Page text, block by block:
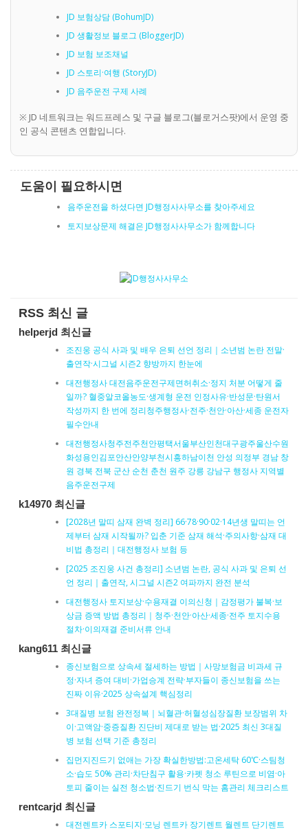
JD 보험상담 (BohumJD)
JD 생활정보 블로그 (BloggerJD)
JD 보험 보조채널
JD 스토리·여행 (StoryJD)
JD 음주운전 구제 사례
※ JD 네트워크는 워드프레스 및 구글 블로그(블로거스팟)에서 운영 중
인 공식 콘텐츠 연합입니다.
도움이 필요하시면
음주운전을 하셨다면 JD행정사사무소를 찾아주세요
토지보상문제 해결은 JD행정사사무소가 함께합니다
RSS 최신 글
helperjd 최신글
조진웅 공식 사과 및 배우 은퇴 선언 정리｜소년범 논란 전말·
출연작·시그널 시즌2 향방까지 한눈에
대전행정사 대전음주운전구제면허취소·정지 처분 어떻게 줄
일까? 혈중알코올농도·생계형 운전 인정사유·반성문·탄원서
작성까지 한 번에 정리청주행정사·전주·천안·아산·세종 운전자
필수안내
대전행정사청주전주천안평택서울부산인천대구광주울산수원
화성용인김포안산안양부천시흥하남이천 안성 의정부 경남 창
원 경북 전북 군산 순천 춘천 원주 강릉 강남구 행정사 지역별
음주운전구제
k14970 최신글
[2028년 말띠 삼재 완벽 정리] 66·78·90·02·14년생 말띠는 언
제부터 삼재 시작될까? 입춘 기준 삼재 해석·주의사항·삼재 대
비법 총정리｜대전행정사 보험 등
[2025 조진웅 사건 총정리] 소년범 논란, 공식 사과 및 은퇴 선
언 정리｜출연작, 시그널 시즌2 여파까지 완전 분석
대전행정사 토지보상·수용재결 이의신청｜감정평가 불복·보
상금 증액 방법 총정리｜청주·천안·아산·세종·전주 토지수용
절차·이의재결 준비서류 안내
kang611 최신글
종신보험으로 상속세 절세하는 방법｜사망보험금 비과세 규
정·자녀 증여 대비·가업승계 전략·부자들이 종신보험을 쓰는
진짜 이유·2025 상속설계 핵심정리
3대질병 보험 완전정복｜뇌혈관·허혈성심장질환 보장범위 차
이·고액암·중증질환 진단비 제대로 받는 법·2025 최신 3대질
병 보험 선택 기준 총정리
집먼지진드기 없애는 가장 확실한방법:고온세탁 60℃·스팀청
소·습도 50% 관리·차단침구 활용·카펫 청소 루틴으로 비염·아
토피 줄이는 실전 청소법·진드기 번식 막는 홈관리 체크리스트
rentcarjd 최신글
대전렌트카 스포티지·모닝 렌트카 장기렌트 월렌트 단기렌트